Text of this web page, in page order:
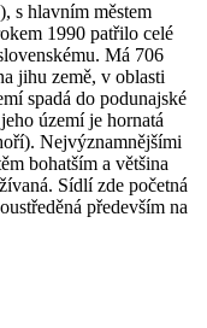
s hlavním městem
1990 patřilo celé
Má 706
jihu země, v oblasti
spadá do podunajské
území je hornatá
Nejvýznamnějšími
bohatším a většina
Sídlí zde početná
především na